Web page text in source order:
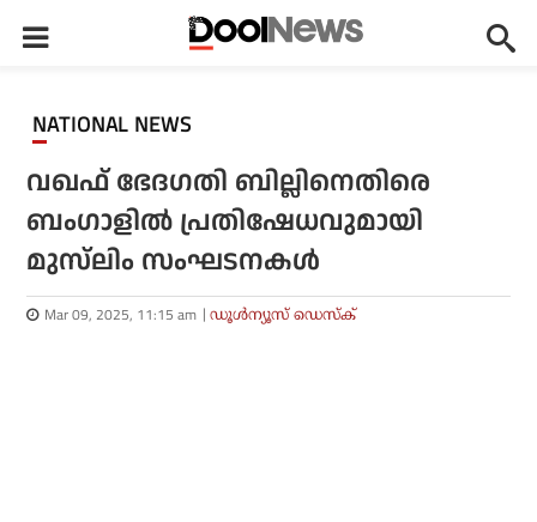
NATIONAL NEWS
വഖഫ് ഭേദഗതി ബില്ലിനെതിരെ
ബംഗാളിൽ പ്രതിഷേധവുമായി
മുസ്‌ലിം സംഘടനകൾ
Mar 09, 2025, 11:15 am ഡൂള്‍ന്യൂസ് ഡെസ്‌ക്